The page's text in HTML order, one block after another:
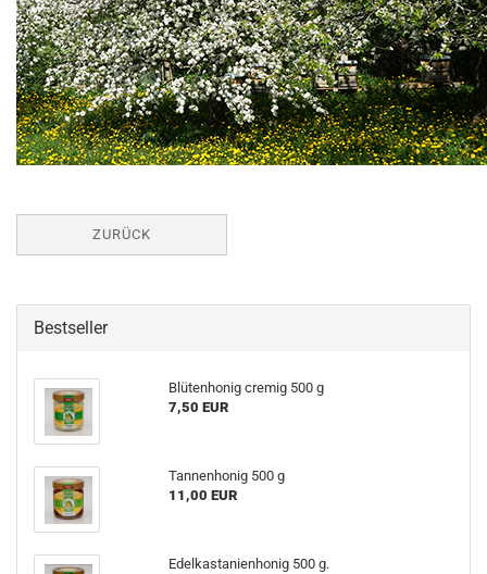
ZURÜCK
Bestseller
Blütenhonig cremig 500 g
7,50 EUR
Tannenhonig 500 g
11,00 EUR
Edelkastanienhonig 500 g.